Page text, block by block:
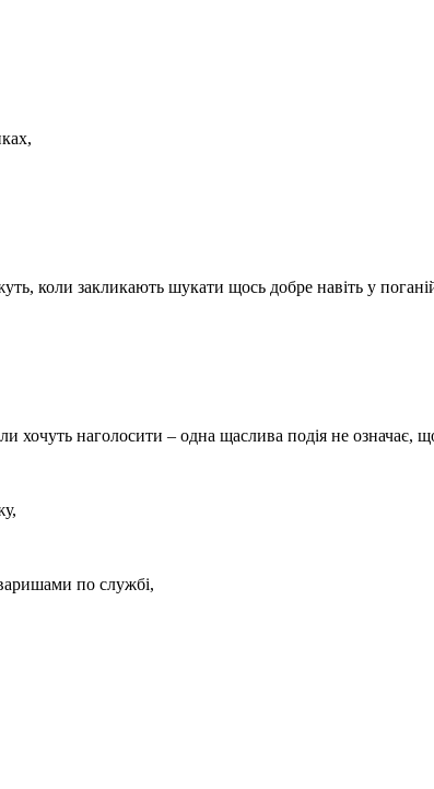
коли закликають шукати щось добре навіть у поганій
хочуть наголосити – одна щаслива подія не означає,
по службі,